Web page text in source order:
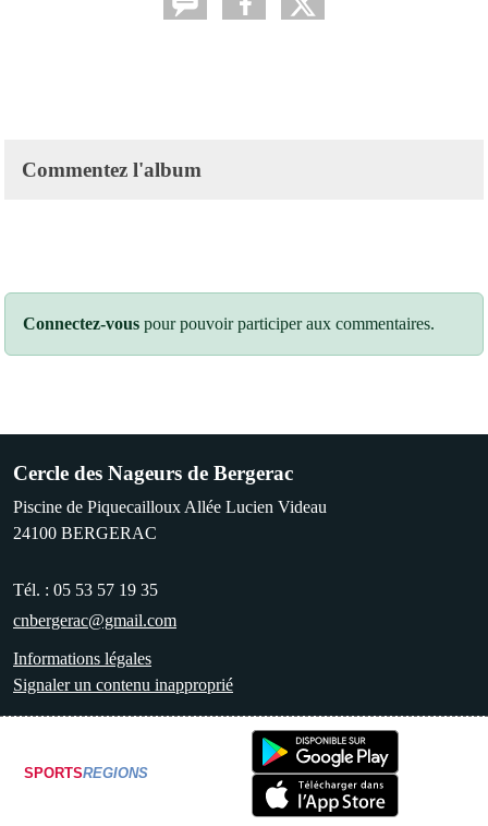
Commentez l'album
Connectez-vous pour pouvoir participer aux commentaires.
Cercle des Nageurs de Bergerac
Piscine de Piquecailloux Allée Lucien Videau
24100 BERGERAC
Tél. : 05 53 57 19 35
cnbergerac@gmail.com
Informations légales
Signaler un contenu inapproprié
SPORTSREGIONS